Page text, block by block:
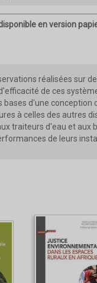
en version
réalisées sur
de ces
d'une
à celles des autres
traiteurs d'eau et aux
de leurs